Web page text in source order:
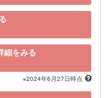
細をみる
※2024年6月27日時点